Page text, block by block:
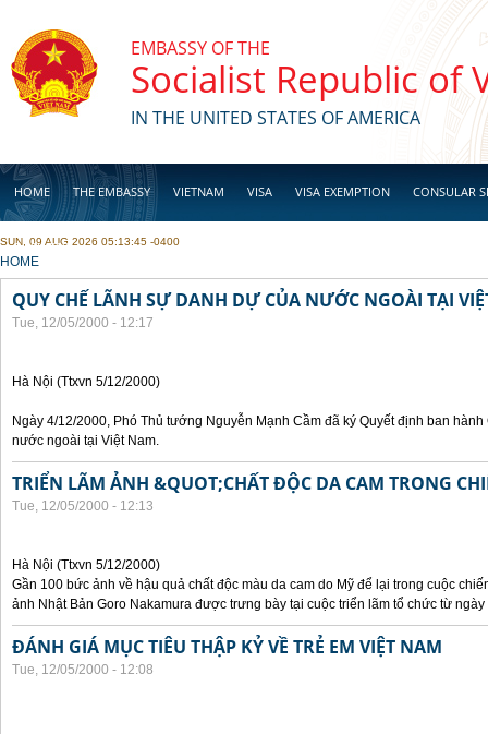
EMBASSY OF THE
Socialist Republic of
IN THE UNITED STATES OF AMERICA
HOME THE EMBASSY VIETNAM VISA VISA EXEMPTION CONSULAR
BUSINESS
SUN, 09 AUG 2026 05:13:45 -0400
YOU ARE HERE
HOME
QUY CHẾ LÃNH SỰ DANH DỰ CỦA NƯỚC NGOÀI TẠI
Tue, 12/05/2000 - 12:17
Hà Nội (Ttxvn 5/12/2000)
Ngày 4/12/2000, Phó Thủ tướng Nguyễn Mạnh Cầm đã ký Quyết định ban
nước ngoài tại Việt Nam.
TRIỂN LÃM ẢNH &QUOT;CHẤT ĐỘC DA CAM TRONG
Tue, 12/05/2000 - 12:13
Hà Nội (Ttxvn 5/12/2000)
Gần 100 bức ảnh về hậu quả chất độc màu da cam do Mỹ để lại trong cuộc
ảnh Nhật Bản Goro Nakamura được trưng bày tại cuộc triển lãm tổ chức từ
ĐÁNH GIÁ MỤC TIÊU THẬP KỶ VỀ TRẺ EM VIỆT NAM
Tue, 12/05/2000 - 12:08